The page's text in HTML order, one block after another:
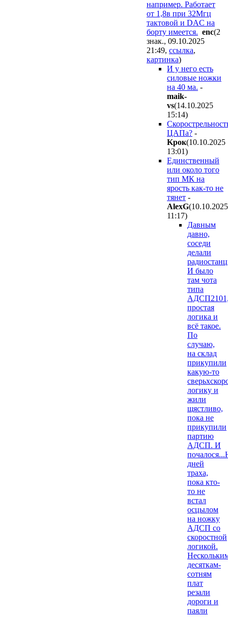
например. Работает
от 1,8в при 32Мгц
тактовой и DAC на
борту имеется. enc(2
знак., 09.10.2025
21:49, ссылка,
картинка)
И у него есть
силовые ножки
на 40 ма. -
maik-
vs(14.10.2025
15:14)
ЦАПа? -
Kpoк(10.10.2025
13:01)
Единственный
или около того
тип МК на
ярость как-то не
тянет -
AlexG(10.10.2025
11:17)
Давным
давно,
соседи
делали
И было
там чота
типа
простая
логика и
всё такое.
По
случаю,
на склад
прикупили
какую-то
логику и
жили
щястливо,
пока не
прикупили
партию
АДСП. И
дней
траха,
пока кто-
то не
встал
осцылом
на ножку
АДСП со
скоростной
логикой.
десяткам-
сотням
плат
резали
дороги и
паяли